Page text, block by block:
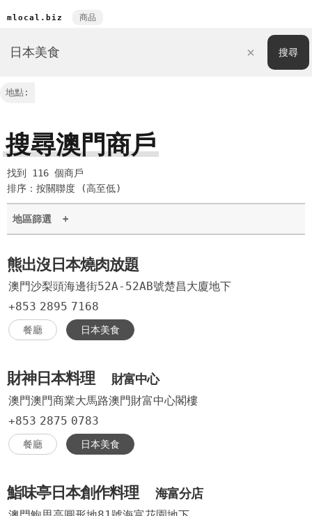
mlocal.biz 商品
地點:
搜尋澳門商戶
找到 116 個商戶
排序：按關聯度 (高至低)
地區篩選 +
熊出沒日本燒肉放題
澳門沙梨頭海邊街52A-52AB號楚昌大廈地下
+853 2895 7168
餐廳 日本美食
財神日本料理 財富中心
澳門澳門商業大馬路澳門財富中心閣樓
+853 2875 0783
餐廳 日本美食
鮨味亭日本創作料理 海富分店